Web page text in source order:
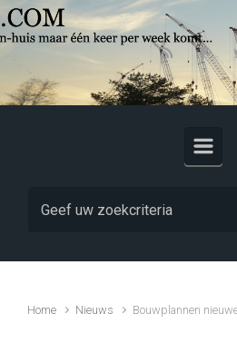
Skip to main content
Home Nieuws Bouwplannen